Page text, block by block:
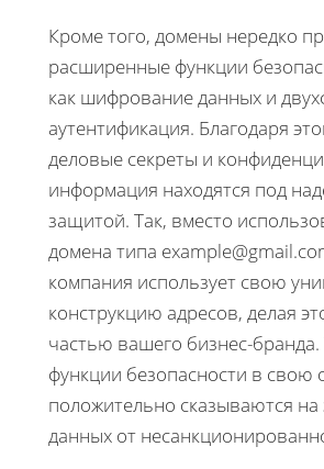
Кроме того, домены нередко
расширенные функции
как шифрование данных и
аутентификация. Благодаря
деловые секреты и
информация находятся под
защитой. Так, вместо
домена типа
компания использует свою
конструкцию адресов, делая
частью вашего бизнес-
функции безопасности в свою
положительно сказываются
данных от